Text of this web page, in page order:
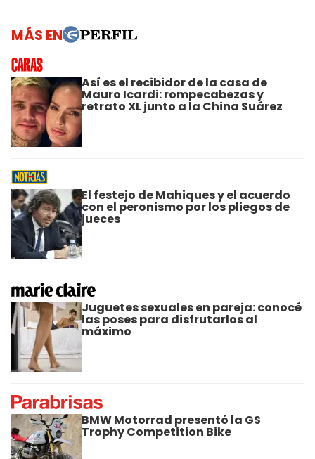
MÁS EN
Así es el recibidor de la casa de
Mauro Icardi: rompecabezas y
retrato XL junto a la China Suárez
El festejo de Mahiques y el acuerdo
con el peronismo por los pliegos de
jueces
Juguetes sexuales en pareja: conocé
las poses para disfrutarlos al
máximo
BMW Motorrad presentó la GS
Trophy Competition Bike